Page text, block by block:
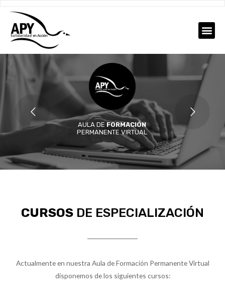
AULA DE FORMACIÓN
PERMANENTE VIRTUAL
CURSOS DE ESPECIALIZACIÓN
Actualmente en nuestra Aula de Formación Permanente Virtual
disponemos de los siguientes cursos: